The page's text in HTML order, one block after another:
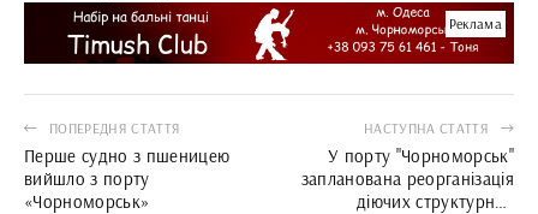
Реклама
ПОПЕРЕДНЯ СТАТТЯ
Перше судно з пшеницею
вийшло з порту
«Чорноморськ»
НАСТУПНА СТАТТЯ
У порту "Чорноморськ"
запланована реорганізація
діючих структурних